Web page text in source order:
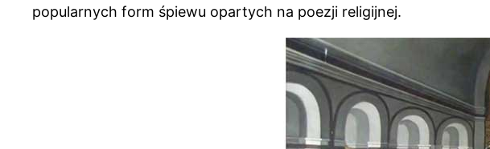
popularnych form śpiewu opartych na poezji religijnej.